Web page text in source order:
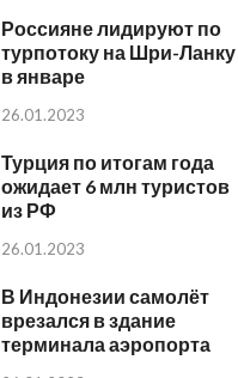
Россияне лидируют по
турпотоку на Шри-Ланку
в январе
26.01.2023
Турция по итогам года
ожидает 6 млн туристов
из РФ
26.01.2023
В Индонезии самолёт
врезался в здание
терминала аэропорта